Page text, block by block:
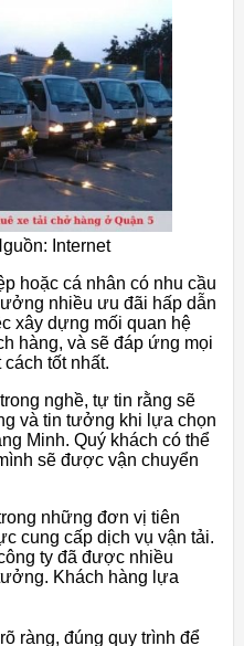
Internet
hoặc cá nhân có nhu cầu
nhiều ưu đãi hấp dẫn
xây dựng mối quan hệ
hàng, và sẽ đáp ứng mọi
tốt nhất.
nghề, tự tin rằng sẽ
và tin tưởng khi lựa chọn
Minh. Quý khách có thể
sẽ được vận chuyển
những đơn vị tiên
cung cấp dịch vụ vận tải.
ty đã được nhiều
Khách hàng lựa
ràng, đúng quy trình để